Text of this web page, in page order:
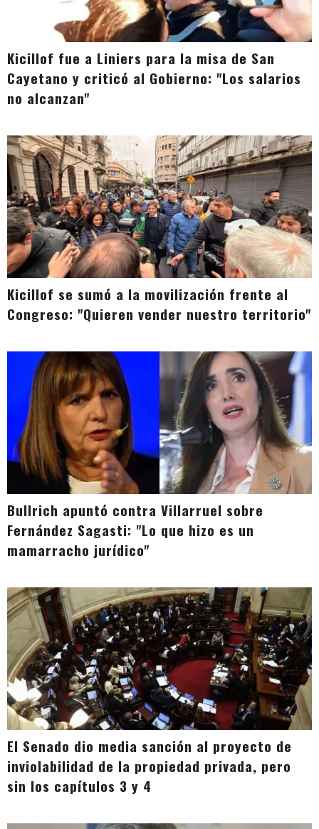
Kicillof fue a Liniers para la misa de San
Cayetano y criticó al Gobierno: "Los salarios
no alcanzan"
Kicillof se sumó a la movilización frente al
Congreso: "Quieren vender nuestro territorio"
Bullrich apuntó contra Villarruel sobre
Fernández Sagasti: "Lo que hizo es un
mamarracho jurídico"
El Senado dio media sanción al proyecto de
inviolabilidad de la propiedad privada, pero
sin los capítulos 3 y 4